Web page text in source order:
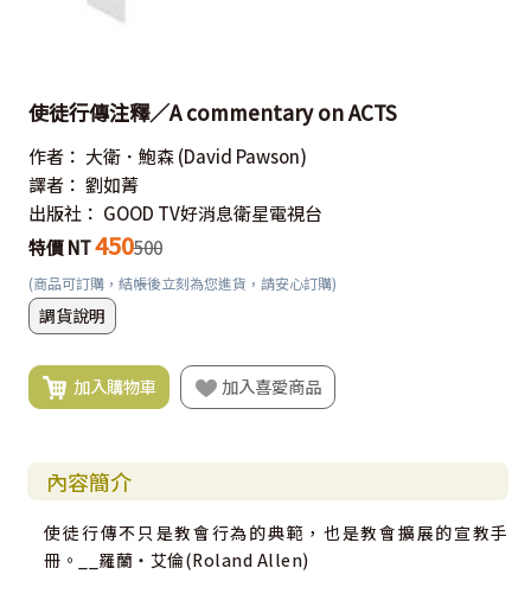
使徒行傳注釋／A commentary on ACTS
作者： 大衛．鮑森 (David Pawson)
譯者： 劉如菁
出版社： GOOD TV好消息衛星電視台
特價 NT450500
(商品可訂購，結帳後立刻為您進貨，請安心訂購)
調貨說明
加入購物車 加入喜愛商品
內容簡介
使徒行傳不只是教會行為的典範，也是教會擴展的宣教手
冊。__羅蘭‧艾倫(Roland Allen)